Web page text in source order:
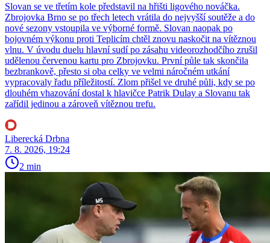
Slovan se ve třetím kole představil na hřišti ligového nováčka.
Zbrojovka Brno se po třech letech vrátila do nejvyšší soutěže a do
nové sezony vstoupila ve výborné formě. Slovan naopak po
bojovném výkonu proti Teplicím chtěl znovu naskočit na vítěznou
vlnu. V úvodu duelu hlavní sudí po zásahu videorozhodčího zrušil
udělenou červenou kartu pro Zbrojovku. První půle tak skončila
bezbrankově, přesto si oba celky ve velmi náročném utkání
vypracovaly řadu příležitostí. Zlom přišel ve druhé půli, kdy se po
dlouhém vhazování dostal k hlavičce Patrik Dulay a Slovanu tak
zařídil jedinou a zároveň vítěznou trefu.
Liberecká Drbna
7. 8. 2026, 19:24
2 min